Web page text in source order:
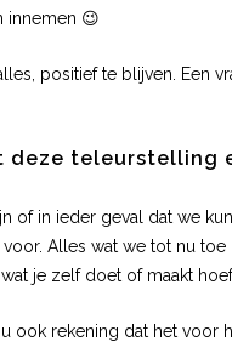
innemen 😉
positief te blijven. Een
deze teleurstelling
of in ieder geval dat we
Alles wat we tot nu
je zelf doet of maakt
ook rekening dat het voor